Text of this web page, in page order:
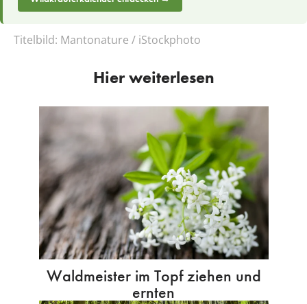
Titelbild: Mantonature / iStockphoto
Hier weiterlesen
Waldmeister im Topf ziehen und
ernten